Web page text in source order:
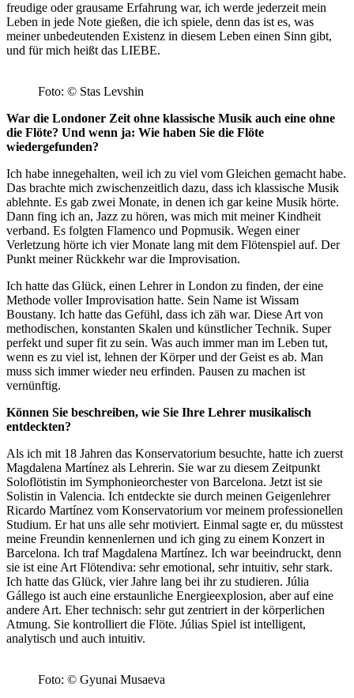
freudige oder grausame Erfahrung war, ich werde jederzeit mein
Leben in jede Note gießen, die ich spiele, denn das ist es, was
meiner unbedeutenden Existenz in diesem Leben einen Sinn gibt,
und für mich heißt das LIEBE.
Foto: © Stas Levshin
War die Londoner Zeit ohne klassische Musik auch eine ohne
die Flöte? Und wenn ja: Wie haben Sie die Flöte
wiedergefunden?
Ich habe innegehalten, weil ich zu viel vom Gleichen gemacht habe.
Das brachte mich zwischenzeitlich dazu, dass ich klassische Musik
ablehnte. Es gab zwei Monate, in denen ich gar keine Musik hörte.
Dann fing ich an, Jazz zu hören, was mich mit meiner Kindheit
verband. Es folgten Flamenco und Popmusik. Wegen einer
Verletzung hörte ich vier Monate lang mit dem Flötenspiel auf. Der
Punkt meiner Rückkehr war die Improvisation.
Ich hatte das Glück, einen Lehrer in London zu finden, der eine
Methode voller Improvisation hatte. Sein Name ist Wissam
Boustany. Ich hatte das Gefühl, dass ich zäh war. Diese Art von
methodischen, konstanten Skalen und künstlicher Technik. Super
perfekt und super fit zu sein. Was auch immer man im Leben tut,
wenn es zu viel ist, lehnen der Körper und der Geist es ab. Man
muss sich immer wieder neu erfinden. Pausen zu machen ist
vernünftig.
Können Sie beschreiben, wie Sie Ihre Lehrer musikalisch
entdeckten?
Als ich mit 18 Jahren das Konservatorium besuchte, hatte ich zuerst
Magdalena Martínez als Lehrerin. Sie war zu diesem Zeitpunkt
Soloflötistin im Symphonieorchester von Barcelona. Jetzt ist sie
Solistin in Valencia. Ich entdeckte sie durch meinen Geigenlehrer
Ricardo Martínez vom Konservatorium vor meinem professionellen
Studium. Er hat uns alle sehr motiviert. Einmal sagte er, du müsstest
meine Freundin kennenlernen und ich ging zu einem Konzert in
Barcelona. Ich traf Magdalena Martínez. Ich war beeindruckt, denn
sie ist eine Art Flötendiva: sehr emotional, sehr intuitiv, sehr stark.
Ich hatte das Glück, vier Jahre lang bei ihr zu studieren. Júlia
Gállego ist auch eine erstaunliche Energieexplosion, aber auf eine
andere Art. Eher technisch: sehr gut zentriert in der körperlichen
Atmung. Sie kontrolliert die Flöte. Júlias Spiel ist intelligent,
analytisch und auch intuitiv.
Foto: © Gyunai Musaeva